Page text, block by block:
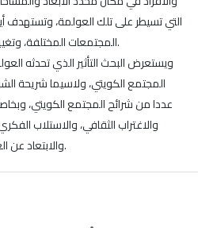
التي تسيطر على تلك العولمة، وتستهدف
المجتمعات المختلفة، وتغيير قيم أبنائها وتوجهاتهم.
ويستعرض البحث التأثير الذي تحدثه
المجتمع الكويتي، ولاسيما شريحة
عددا من شرائح المجتمع الكويتي،
والاغتراب الثقافي، والاستلاب
والابتعاد عن العادات والتقاليد المتوارثة.